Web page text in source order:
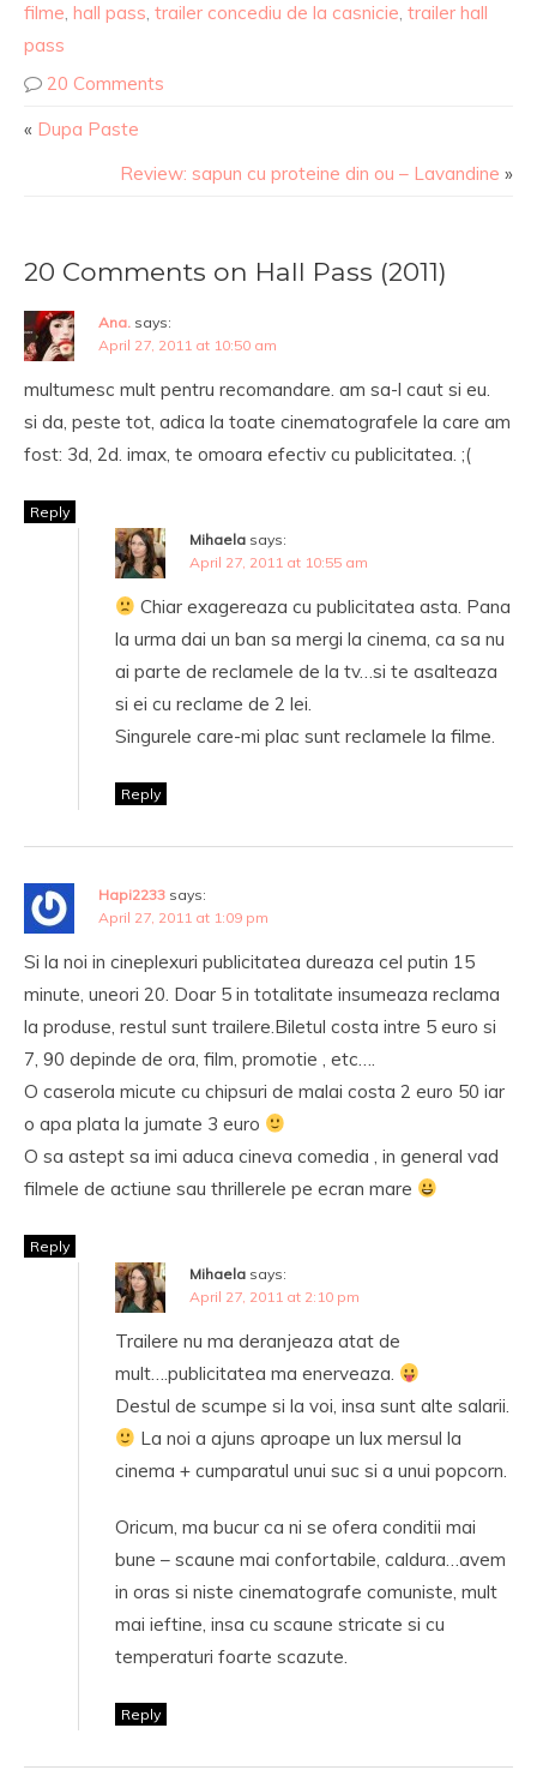
filme, hall pass, trailer concediu de la casnicie, trailer hall
pass
20 Comments
« Dupa Paste
Review: sapun cu proteine din ou – Lavandine »
20 Comments on Hall Pass (2011)
Ana. says:
April 27, 2011 at 10:50 am
multumesc mult pentru recomandare. am sa-l caut si eu.
si da, peste tot, adica la toate cinematografele la care am
fost: 3d, 2d. imax, te omoara efectiv cu publicitatea. ;(
Reply
Mihaela says:
April 27, 2011 at 10:55 am
Chiar exagereaza cu publicitatea asta. Pana
la urma dai un ban sa mergi la cinema, ca sa nu
ai parte de reclamele de la tv…si te asalteaza
si ei cu reclame de 2 lei.
Singurele care-mi plac sunt reclamele la filme.
Reply
Hapi2233 says:
April 27, 2011 at 1:09 pm
Si la noi in cineplexuri publicitatea dureaza cel putin 15
minute, uneori 20. Doar 5 in totalitate insumeaza reclama
la produse, restul sunt trailere.Biletul costa intre 5 euro si
7, 90 depinde de ora, film, promotie , etc….
O caserola micute cu chipsuri de malai costa 2 euro 50 iar
o apa plata la jumate 3 euro
O sa astept sa imi aduca cineva comedia , in general vad
filmele de actiune sau thrillerele pe ecran mare
Reply
Mihaela says:
April 27, 2011 at 2:10 pm
Trailere nu ma deranjeaza atat de
mult….publicitatea ma enerveaza.
Destul de scumpe si la voi, insa sunt alte salarii.
La noi a ajuns aproape un lux mersul la
cinema + cumparatul unui suc si a unui popcorn.
Oricum, ma bucur ca ni se ofera conditii mai
bune – scaune mai confortabile, caldura…avem
in oras si niste cinematografe comuniste, mult
mai ieftine, insa cu scaune stricate si cu
temperaturi foarte scazute.
Reply